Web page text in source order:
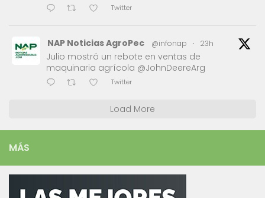
Twitter
NAP Noticias AgroPec @infonap · 23h
Julio mostró un rebote en ventas de
maquinaria agrícola @JohnDeereArg
Twitter
Load More
MÁS